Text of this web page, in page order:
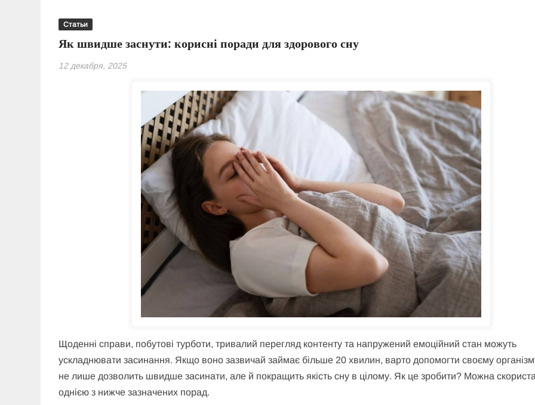
Статьи
Як швидше заснути: корисні поради для здорового сну
12 декабря, 2025
Щоденні справи, побутові турботи, тривалий перегляд контенту та напружений емоційний стан можуть
ускладнювати засинання. Якщо воно зазвичай займає більше 20 хвилин, варто допомогти своєму
не лише дозволить швидше засинати, але й покращить якість сну в цілому. Як це зробити? Можна
однією з нижче зазначених порад.